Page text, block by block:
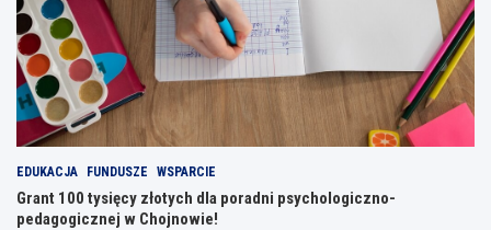
EDUKACJA FUNDUSZE WSPARCIE
Grant 100 tysięcy złotych dla poradni psychologiczno-
pedagogicznej w Chojnowie!